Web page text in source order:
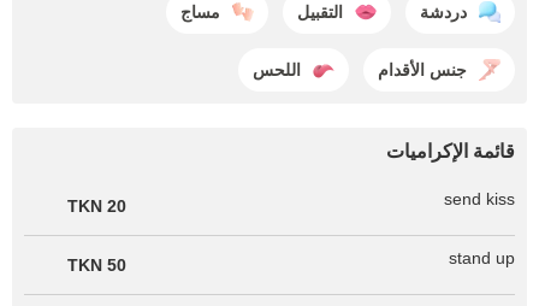
دردشة التقبيل مساج
جنس الأقدام اللحس
قائمة الإكراميات
send kiss
20 TKN
stand up
50 TKN